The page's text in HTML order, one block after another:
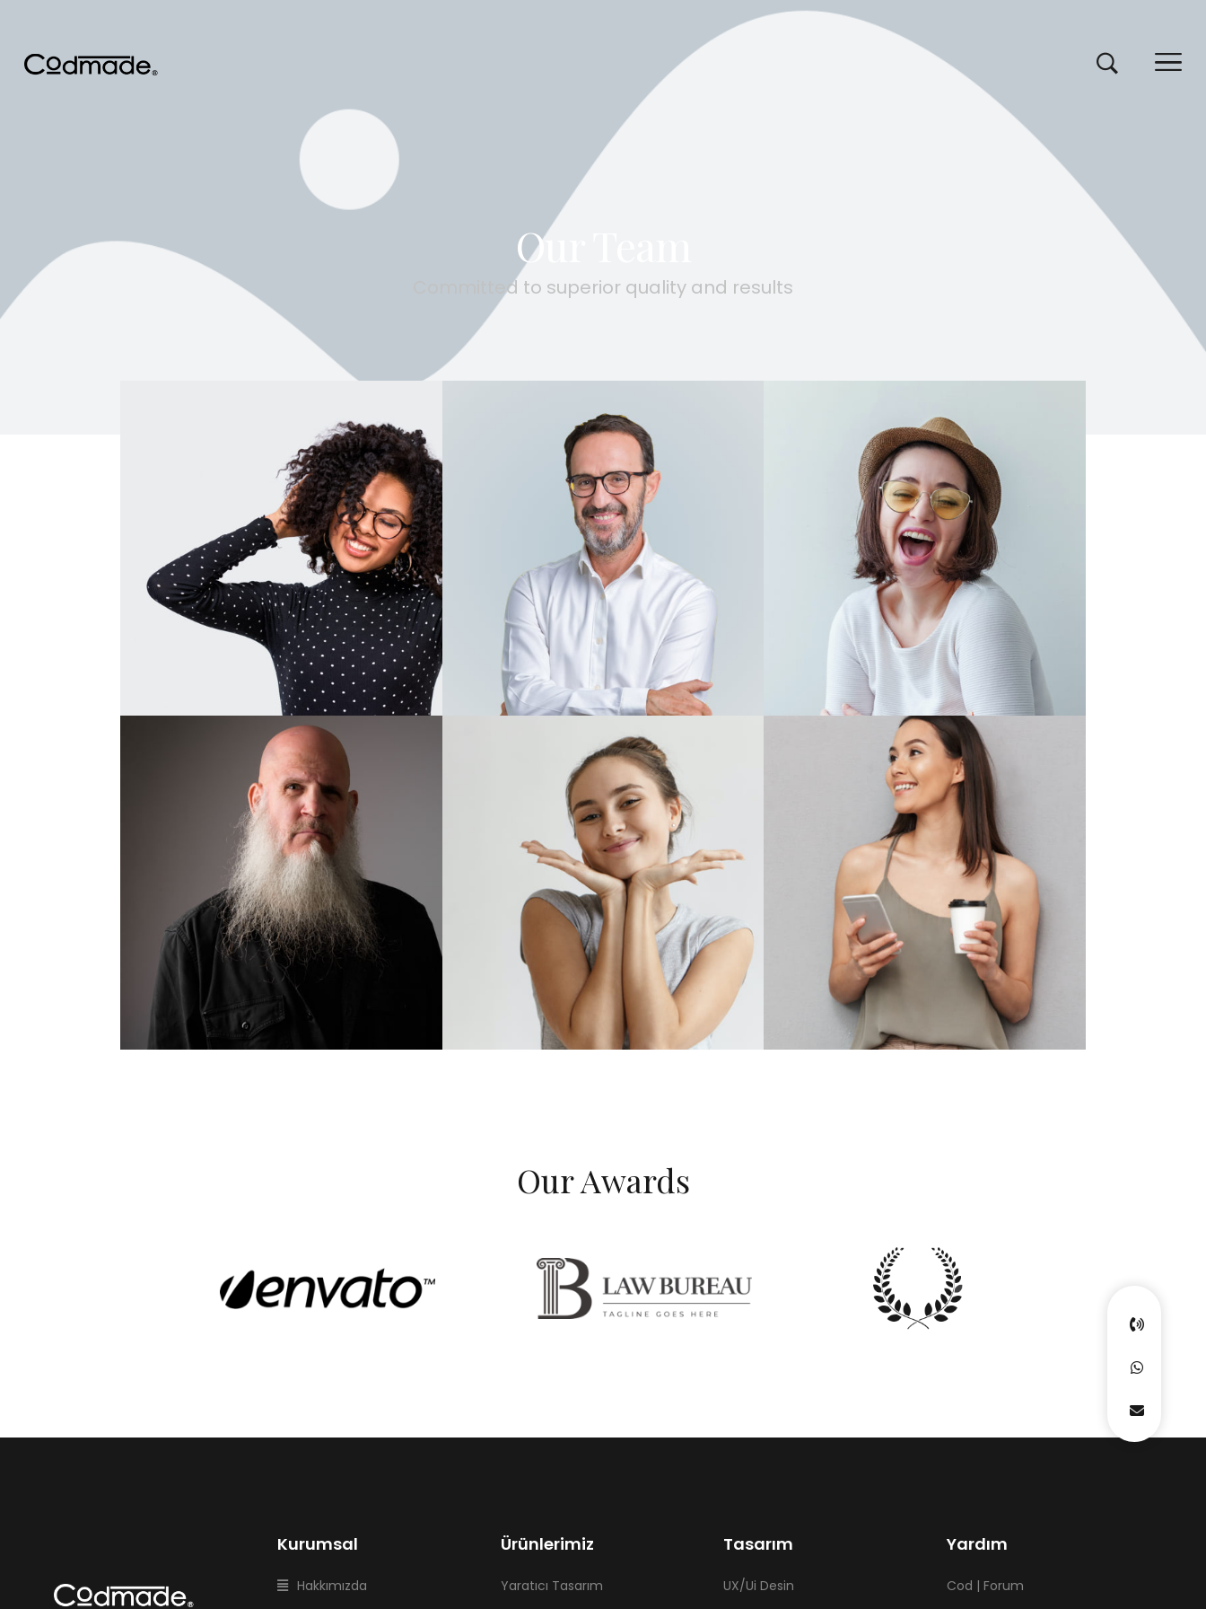
Our Team
Committed to superior quality and results
Our Awards
Kurumsal
Hakkımızda
Ürünlerimiz
Yaratıcı Tasarım
Tasarım
UX/Ui Desin
Yardım
Cod | Forum